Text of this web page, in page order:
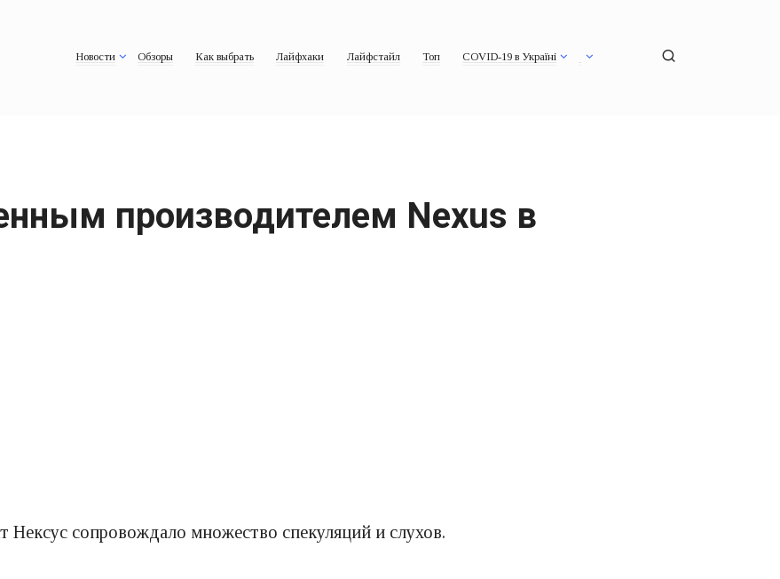
Новости Обзоры Как выбрать Лайфхаки Лайфстайл Топ COVID-19 в Україні
производителем Nexus в
Нексус сопровождало множество спекуляций и слухов.